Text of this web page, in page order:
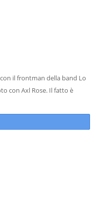
il frontman della band Lo
con Axl Rose. Il fatto è